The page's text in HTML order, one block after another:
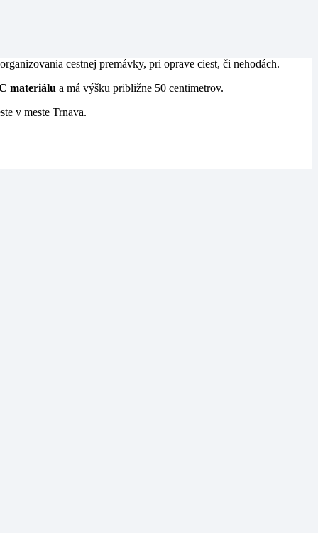
cestnej premávky, pri oprave ciest, či nehodách.
materiálu a má výšku približne 50 centimetrov.
v meste Trnava.